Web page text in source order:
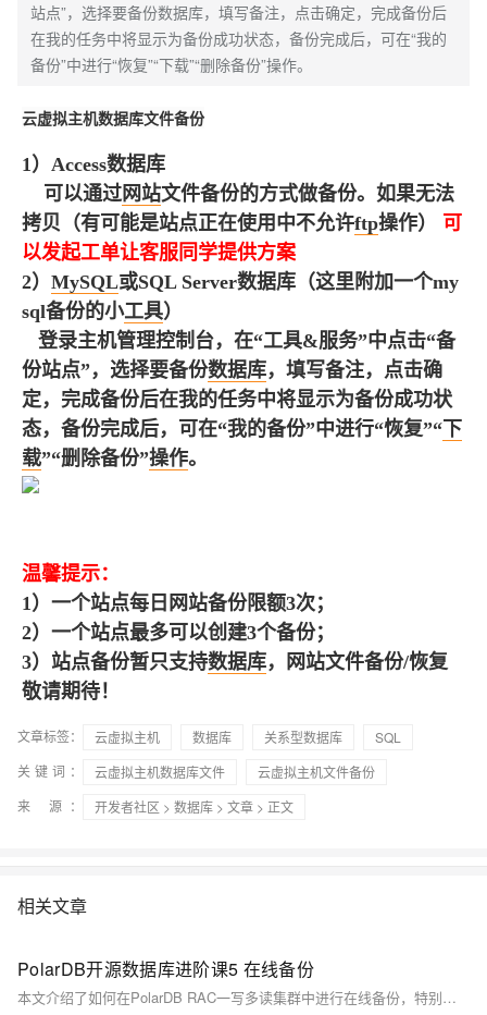
站点”，选择要备份数据库，填写备注，点击确定，完成备份后
在我的任务中将显示为备份成功状态，备份完成后，可在“我的
备份”中进行“恢复”“下载”“删除备份”操作。
云虚拟主机数据库文件备份
1）Access数据库
可以通过网站文件备份的方式做备份。如果无法
拷贝（有可能是站点正在使用中不允许ftp操作） 可
以发起工单让客服同学提供方案
2） MySQL或SQL Server数据库（这里附加一个my
sql备份的小工具）
登录主机管理控制台，在“工具&服务”中点击“备
份站点”，选择要备份数据库，填写备注，点击确
定，完成备份后在我的任务中将显示为备份成功状
态，备份完成后，可在“我的备份”中进行“恢复”“ 下
载”“删除备份”操作。
温馨提示：
1）一个站点每日网站备份限额3次；
2）一个站点最多可以创建3个备份；
3）站点备份暂只支持数据库，网站文件备份/恢复
敬请期待！
文章标签： 云虚拟主机 数据库 关系型数据库
SQL
关键词：
云虚拟主机数据库文件
云虚拟主机文件备份
来 源：
开发者社区 > 数据库 > 文章 > 正文
相关文章
PolarDB开源数据库进阶课5 在线备份
本文介绍了如何在PolarDB RAC一写多读集群中进行在线备份，特别针对共享存储模式。通过使用`polar_basebackup`工具，可以将实例的本地数据和共享数据备份到本地盘中。实验环境依赖于Docker容器中用loop设备模拟的共享存储。